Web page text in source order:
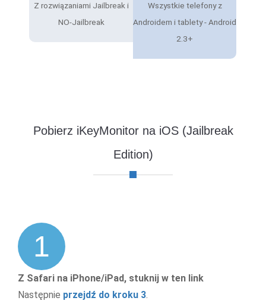
Z rozwiązaniami Jailbreak i
NO-Jailbreak
Wszystkie telefony z
Androidem i tablety - Android
2.3+
Pobierz iKeyMonitor na iOS (Jailbreak
Edition)
1
Z Safari na iPhone/iPad, stuknij w ten link
Następnie przejdź do kroku 3.